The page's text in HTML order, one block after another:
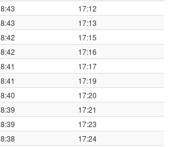
8:43
17:12
8:43
17:13
8:42
17:15
8:42
17:16
8:41
17:17
8:41
17:19
8:40
17:20
8:39
17:21
8:39
17:23
8:38
17:24